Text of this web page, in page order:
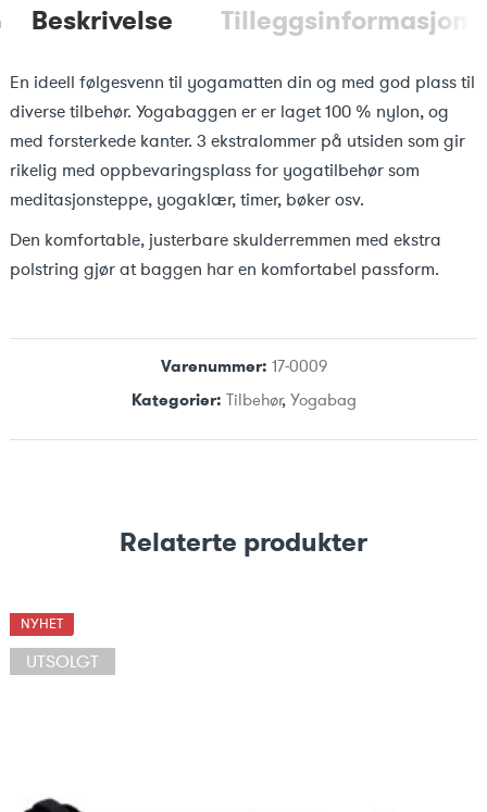
Beskrivelse Tilleggsinformasjon
En ideell følgesvenn til yogamatten din og med god plass til
diverse tilbehør. Yogabaggen er er laget 100 % nylon, og
med forsterkede kanter. 3 ekstralommer på utsiden som gir
rikelig med oppbevaringsplass for yogatilbehør som
meditasjonsteppe, yogaklær, timer, bøker osv.
Den komfortable, justerbare skulderremmen med ekstra
polstring gjør at baggen har en komfortabel passform.
Varenummer: 17-0009
Kategorier: Tilbehør, Yogabag
Relaterte produkter
NYHET
UTSOLGT